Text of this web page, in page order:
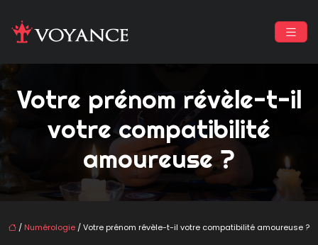
Votre prénom révèle-t-il
votre compatibilité
amoureuse ?
/ Numérologie / Votre prénom révèle-t-il votre compatibilité amoureuse ?